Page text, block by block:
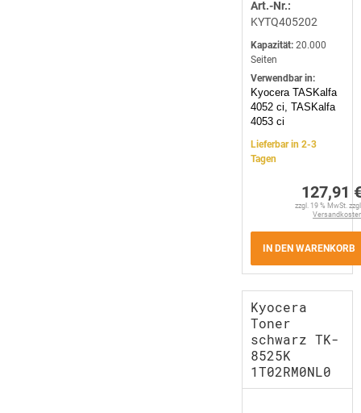
Art.-Nr.:
KYTQ405202
Kapazität: 20.000
Seiten
Verwendbar in:
Kyocera TASKalfa
4052 ci, TASKalfa
4053 ci
Lieferbar in 2-3
Tagen
127,91
zzgl. 19 % MwSt.
IN DEN WARENKORB
Kyocera
Toner
schwarz TK-
8525K
1T02RM0NL0